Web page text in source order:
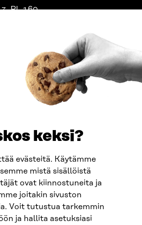
keksi?
evästeitä. Käytämme
mistä sisällöistä
ovat kiinnostuneita ja
joitakin sivuston
Voit tutustua tarkemmin
ja hallita asetuksiasi
PL 160,